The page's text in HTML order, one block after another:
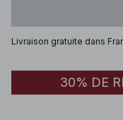
Livraison gratuite dans
30% DE